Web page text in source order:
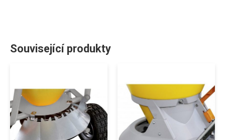
Související produkty